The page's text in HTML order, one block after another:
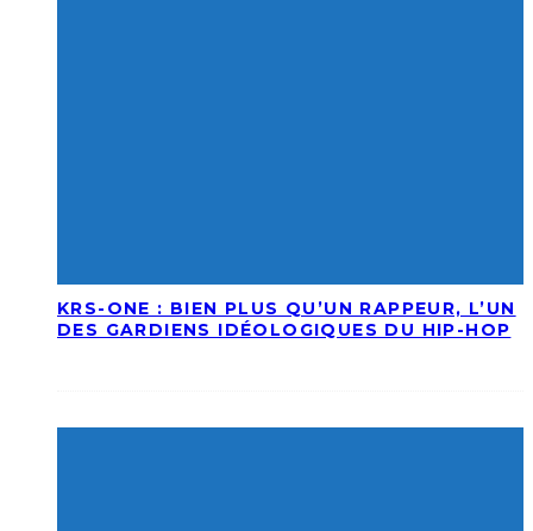
KRS-ONE : BIEN PLUS QU’UN RAPPEUR, L’UN
DES GARDIENS IDÉOLOGIQUES DU HIP-HOP